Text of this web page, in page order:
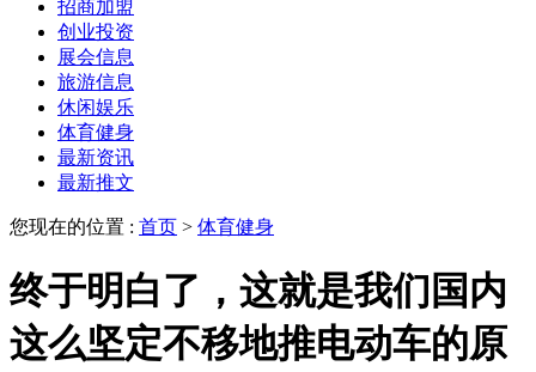
招商加盟
创业投资
展会信息
旅游信息
休闲娱乐
体育健身
最新资讯
最新推文
您现在的位置 : 首页 > 体育健身
终于明白了，这就是我们国内
这么坚定不移地推电动车的原